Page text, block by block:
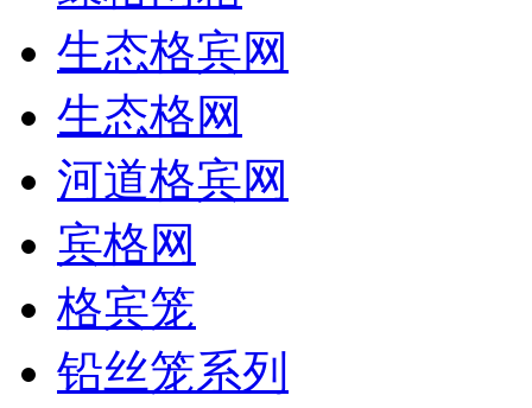
生态格宾网
生态格网
河道格宾网
宾格网
格宾笼
铅丝笼系列